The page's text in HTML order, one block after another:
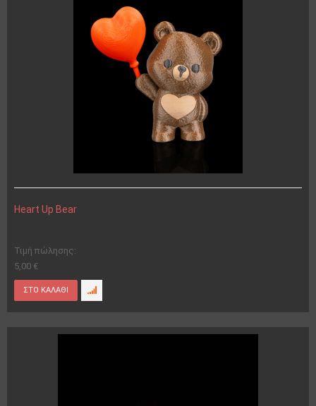
Heart Up Bear
Τιμή πώλησης:
5,00 €